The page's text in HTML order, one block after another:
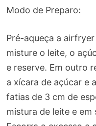
Modo de Preparo:
Pré-aqueça a
misture o leite, o
e reserve. Em outro
a xícara de açúcar e
fatias de 3 cm de
mistura de leite e em